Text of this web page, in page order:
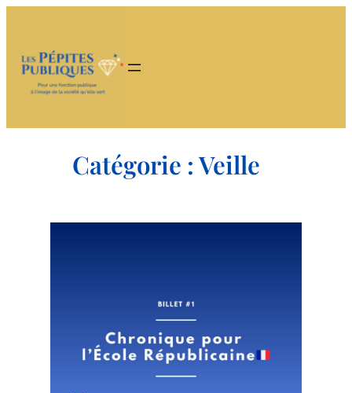
contenu
Catégorie :Veille